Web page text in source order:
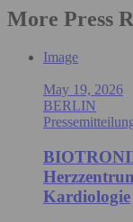
More Press
Image
May 19, 2026
BERLIN
Kardiologie